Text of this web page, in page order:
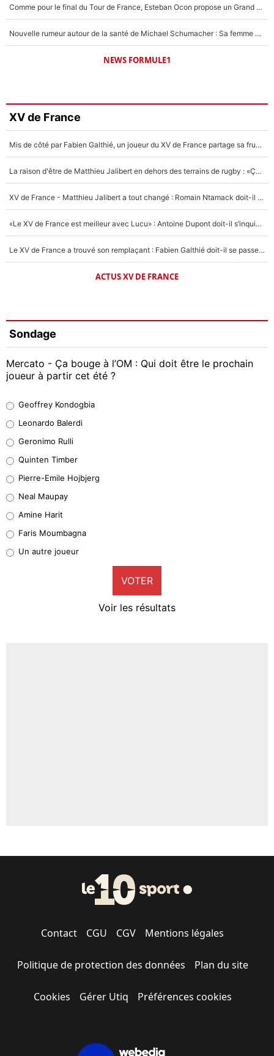
Comme pour le final du Tour de France, Esteban Ocon propose un Grand Prix de Formule 1 à Paris : «Autour de l’Arc de Triomphe, ce serait génial» !
Nouvelle rumeur autour de la santé de Michael Schumacher : Sa femme Corinna sort du silence
NEWS FORMULE1
XV de France
Mis de côté par Fabien Galthié, un joueur du XV de France partage sa frustration : «ils ne me l’ont pas dit tout de suite»
La raison d'être de Matthieu Jalibert en dehors des terrains de rugby : «Ça m'atteint autant que si tu touches à un membre de ma famille»
XV de France - Matthieu Jalibert a tout changé : Romain Ntamack doit-il s’inquiéter pour sa place à un an de la Coupe du monde ?
«Le XV de France est meilleur avec Lucu» : Antoine Dupont doit-il s’inquiéter pour sa place ?
Le XV de France a trouvé son remplaçant : Fabien Galthié doit-il se passer d'Antoine Dupont ?
ACTUS XV DE FRANCE
Sondage
Mercato - Ça bouge à l’OM : Qui doit être le prochain
joueur à partir cet été ?
38%
32%
5%
1%
9%
Geoffrey Kondogbia
Leonardo Balerdi
Geronimo Rulli
Quinten Timber
Pierre-Emile Hojbjerg
Neal Maupay
Amine Harit
Faris Moumbagna
Un autre joueur
VOTER
Voir les résultats
Contact CGU CGV Mentions légales
Politique de protection des données Plan du site
Cookies Gérer Utiq Préférences cookies